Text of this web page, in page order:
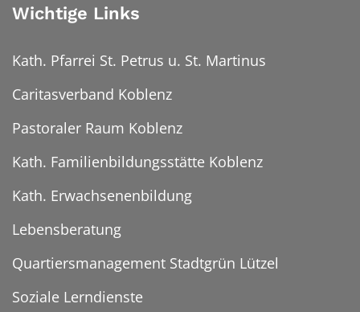
Wichtige Links
Kath. Pfarrei St. Petrus u. St. Martinus
Caritasverband Koblenz
Pastoraler Raum Koblenz
Kath. Familienbildungsstätte Koblenz
Kath. Erwachsenenbildung
Lebensberatung
Quartiersmanagement Stadtgrün Lützel
Soziale Lerndienste